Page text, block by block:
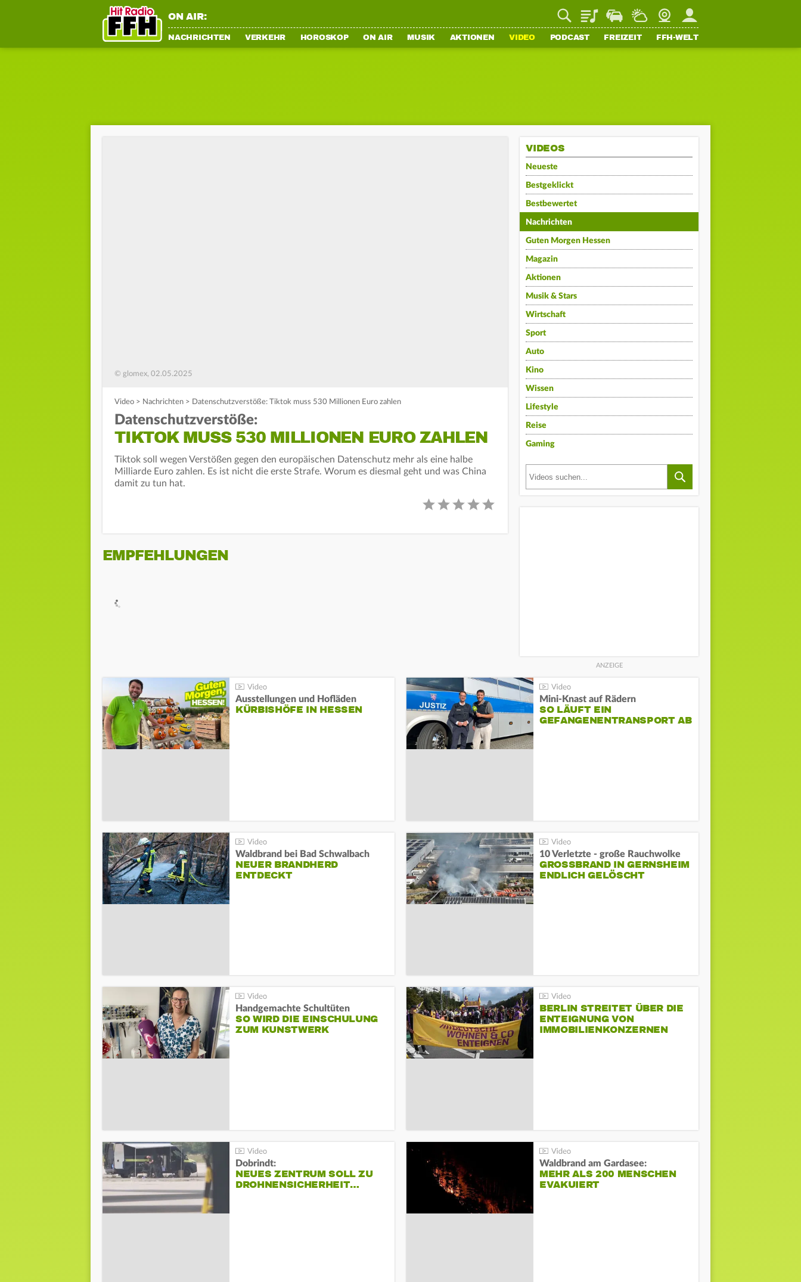
ON AIR: PlaylistStaupilotWetterWebcamMein FFH
NACHRICHTEN VERKEHR HOROSKOP ON AIR MUSIK AKTIONEN VIDEO PODCAST FREIZEIT FFH-WELT
© glomex, 02.05.2025
Video > Nachrichten > Datenschutzverstöße: Tiktok muss 530 Millionen Euro zahlen
Datenschutzverstöße:
TIKTOK MUSS 530 MILLIONEN EURO ZAHLEN
Tiktok soll wegen Verstößen gegen den europäischen Datenschutz mehr als eine halbe
Milliarde Euro zahlen. Es ist nicht die erste Strafe. Worum es diesmal geht und was China
damit zu tun hat.
EMPFEHLUNGEN
VIDEOS
Neueste
Bestgeklickt
Bestbewertet
Nachrichten
Guten Morgen Hessen
Magazin
Aktionen
Musik & Stars
Wirtschaft
Sport
Auto
Kino
Wissen
Lifestyle
Reise
Gaming
Ausstellungen und Hofläden
KÜRBISHÖFE IN HESSEN
Mini-Knast auf Rädern
SO LÄUFT EIN
GEFANGENENTRANSPORT AB
Waldbrand bei Bad Schwalbach
NEUER BRANDHERD
ENTDECKT
10 Verletzte - große Rauchwolke
GROSSBRAND IN GERNSHEIM E
NDLICH GELÖSCHT
Handgemachte Schultüten
SO WIRD DIE EINSCHULUNG
ZUM KUNSTWERK
BERLIN STREITET ÜBER DIE
ENTEIGNUNG VON
IMMOBILIENKONZERNEN
Dobrindt:
NEUES ZENTRUM SOLL ZU
DROHNENSICHERHEIT…
Waldbrand am Gardasee:
MEHR ALS 200 MENSCHEN
EVAKUIERT